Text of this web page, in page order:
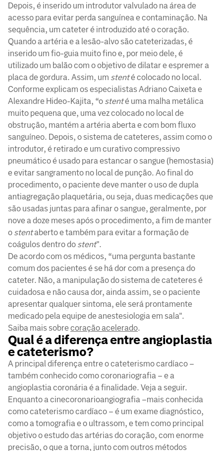
Depois, é inserido um introdutor valvulado na área de
acesso para evitar perda sanguínea e contaminação. Na
sequência, um cateter é introduzido até o coração.
Quando a artéria e a lesão-alvo são cateterizadas, é
inserido um fio-guia muito fino e, por meio dele, é
utilizado um balão com o objetivo de dilatar e espremer a
placa de gordura. Assim, um stenté colocado no local.
Conforme explicam os especialistas Adriano Caixeta e
Alexandre Hideo-Kajita, “o stenté uma malha metálica
muito pequena que, uma vez colocado no local de
obstrução, mantém a artéria aberta e com bom fluxo
sanguíneo. Depois, o sistema de cateteres, assim como o
introdutor, é retirado e um curativo compressivo
pneumático é usado para estancar o sangue (hemostasia)
e evitar sangramento no local de punção. Ao final do
procedimento, o paciente deve manter o uso de dupla
antiagregação plaquetária, ou seja, duas medicações que
são usadas juntas para afinar o sangue, geralmente, por
nove a doze meses após o procedimento, a fim de manter
o stentaberto e também para evitar a formação de
coágulos dentro do stent".
De acordo com os médicos, “uma pergunta bastante
comum dos pacientes é se há dor com a presença do
cateter. Não, a manipulação do sistema de cateteres é
cuidadosa e não causa dor, ainda assim, se o paciente
apresentar qualquer sintoma, ele será prontamente
medicado pela equipe de anestesiologia em sala".
Saiba mais sobrecoração acelerado.
Qual é a diferença entre angioplastia
e cateterismo?
A principal diferença entre o cateterismo cardíaco –
também conhecido como coronariografia – e a
angioplastia coronária é a finalidade. Veja a seguir.
Enquanto a cinecoronarioangiografia –mais conhecida
como cateterismo cardíaco – é um exame diagnóstico,
como a tomografia e o ultrassom, e tem como principal
objetivo o estudo das artérias do coração, com enorme
precisão, o que a torna, junto com outros métodos